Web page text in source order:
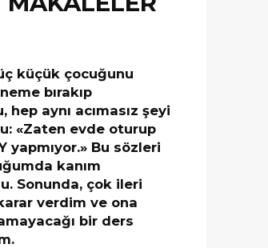
küçük çocuğunu
bırakıp
hep aynı acımasız şeyi
«Zaten evde oturup
yapmıyor.» Bu sözleri
kanım
Sonunda, çok ileri
verdim ve ona
bir ders